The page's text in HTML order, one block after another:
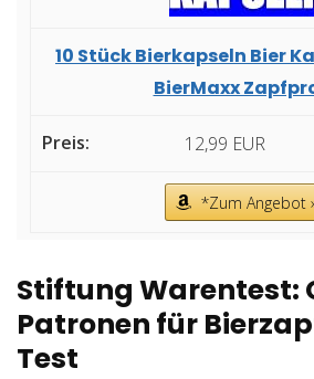
10 Stück Bierkapseln Bier
BierMaxx
12,99 EUR
*Zum Angebot
Stiftung Warentest:
Patronen für
Test